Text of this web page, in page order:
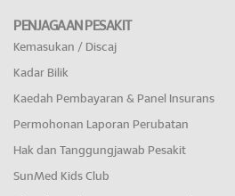
PENJAGAAN PESAKIT
Kemasukan / Discaj
Kadar Bilik
Kaedah Pembayaran & Panel Insurans
Permohonan Laporan Perubatan
Hak dan Tanggungjawab Pesakit
SunMed Kids Club